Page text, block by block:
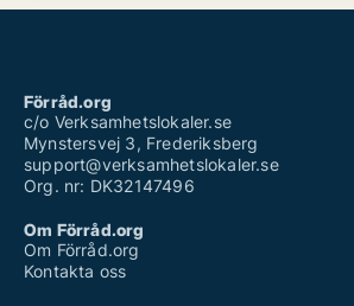
Förråd.org
c/o Verksamhetslokaler.se
Mynstersvej 3, Frederiksberg
support@verksamhetslokaler.se
Org. nr: DK32147496
Om Förråd.org
Om Förråd.org
Kontakta oss